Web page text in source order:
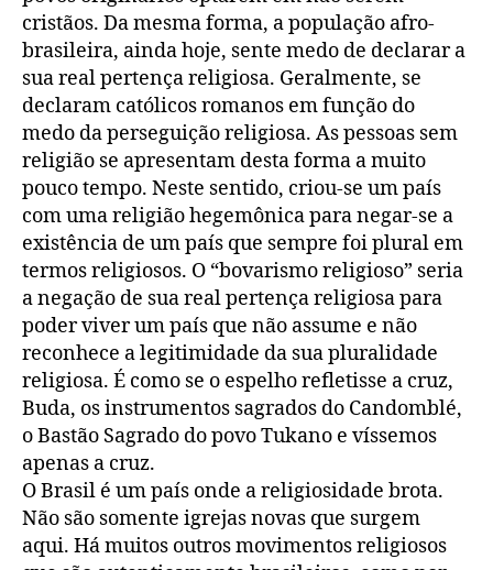
cristãos. Da mesma forma, a população afro-
brasileira, ainda hoje, sente medo de declarar a
sua real pertença religiosa. Geralmente, se
declaram católicos romanos em função do
medo da perseguição religiosa. As pessoas sem
religião se apresentam desta forma a muito
pouco tempo. Neste sentido, criou-se um país
com uma religião hegemônica para negar-se a
existência de um país que sempre foi plural em
termos religiosos. O “bovarismo religioso” seria
a negação de sua real pertença religiosa para
poder viver um país que não assume e não
reconhece a legitimidade da sua pluralidade
religiosa. É como se o espelho refletisse a cruz,
Buda, os instrumentos sagrados do Candomblé,
o Bastão Sagrado do povo Tukano e víssemos
apenas a cruz.
O Brasil é um país onde a religiosidade brota.
Não são somente igrejas novas que surgem
aqui. Há muitos outros movimentos religiosos